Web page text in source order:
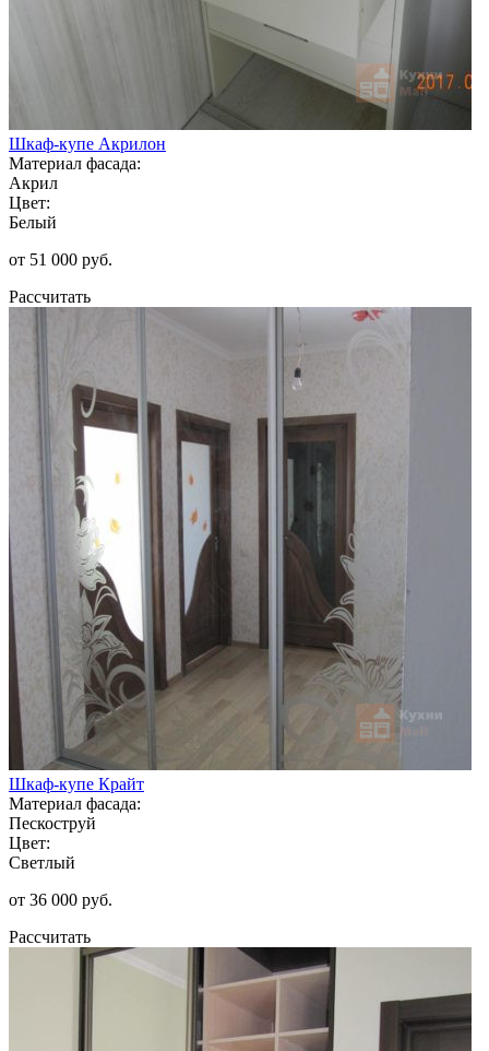
Шкаф-купе Акрилон
Материал фасада:
Акрил
Цвет:
Белый
от 51 000 руб.
Рассчитать
Шкаф-купе Крайт
Материал фасада:
Пескоструй
Цвет:
Светлый
от 36 000 руб.
Рассчитать